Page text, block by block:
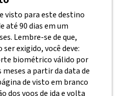
visto para este destino
até 90 dias em um
Lembre-se de que,
exigido, você deve:
biométrico válido por
a partir da data de
de visto em branco
dos voos de ida e volta